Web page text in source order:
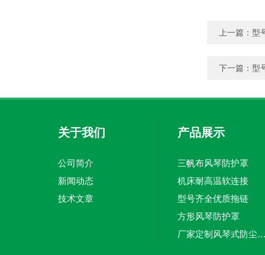
上一篇： 型
下一篇： 型
关于我们
公司简介
新闻动态
技术文章
产品展示
三帆布风琴防护罩
机床耐高温软连接
型号齐全优质拖链
方形风琴防护罩
厂家定制风琴式